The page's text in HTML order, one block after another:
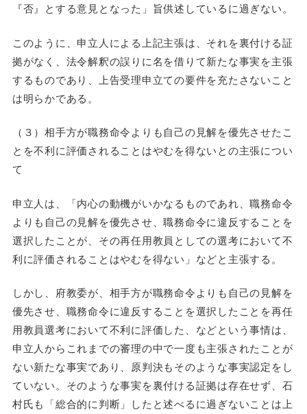
『否』とする意見となった」旨供述しているに過ぎない。
このように、申立人による上記主張は、それを裏付ける証
拠がなく、法令解釈の誤りに名を借りて新たな事実を主張
するものであり、上告受理申立ての要件を充たさないこと
は明らかである。
（３）相手方が職務命令よりも自己の見解を優先させたこ
とを不利に評価されることはやむを得ないとの主張につい
て
申立人は、「内心の動機がいかなるものであれ、職務命令
よりも自己の見解を優先させ、職務命令に違反することを
選択したことが、その再任用教員としての選考において不
利に評価されることはやむを得ない」などと主張する。
しかし、府教委が、相手方が職務命令よりも自己の見解を
優先させ、職務命令に違反することを選択したことを再任
用教員選考において不利に評価した、などという事情は、
申立人からこれまでの審理の中で一度も主張されたことが
ない新たな事実であり、原判決もそのような事実認定をし
ていない。そのような事実を裏付ける証拠は存在せず、石
村氏も「総合的に判断」したと述べるに過ぎないことは上